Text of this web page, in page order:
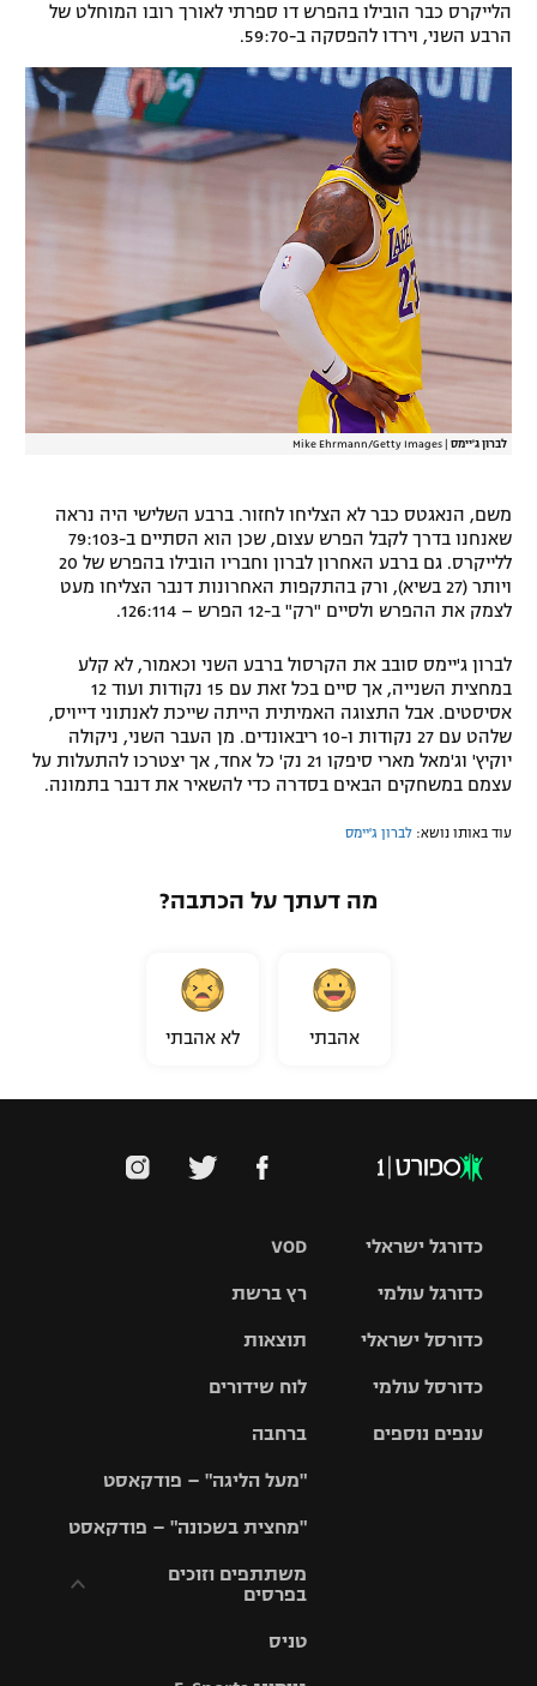
תקנון פעילות ספורט 1
רשיון להקרנה פומבית לבית עסק
הצטרפות לחבילת הערוצים
לוח דרושים – ג'ובנט
הלייקרס כבר הובילו בהפרש דו ספרתי לאורך רובו המוחלט של
הרבע השני, וירדו להפסקה ב-59:70.
לברון ג'יימס Mike Ehrmann/Getty Images
משם, הנאגטס כבר לא הצליחו לחזור. ברבע השלישי היה נראה
שאנחנו בדרך לקבל הפרש עצום, שכן הוא הסתיים ב-79:103
ללייקרס. גם ברבע האחרון לברון וחבריו הובילו בהפרש של 20
ויותר (27 בשיא), ורק בהתקפות האחרונות דנבר הצליחו מעט
לצמק את ההפרש ולסיים "רק" ב-12 הפרש – 126:114.
לברון ג'יימס סובב את הקרסול ברבע השני וכאמור, לא קלע
במחצית השנייה, אך סיים בכל זאת עם 15 נקודות ועוד 12
אסיסטים. אבל התצוגה האמיתית הייתה שייכת לאנתוני דייויס,
שלהט עם 27 נקודות ו-10 ריבאונדים. מן העבר השני, ניקולה
יוקיץ' וג'מאל מארי סיפקו 21 נק' כל אחד, אך יצטרכו להתעלות על
עצמם במשחקים הבאים בסדרה כדי להשאיר את דנבר בתמונה.
עוד באותו נושא: לברון ג'יימס
מה דעתך על הכתבה?
אהבתי לא אהבתי
VOD
רץ ברשת
תוצאות
לוח שידורים
ברחבה
"מעל הליגה" – פודקאסט
"מחצית בשכונה" – פודקאסט
משתתפים וזוכים
בפרסים
וזוכים בפרסים
טניס
כדורגל ישראלי
גביע הטוטו
כדורגל עולמי
האלופות
ליגה
כדורסל ישראלי
סל
כדורסל עולמי
ענפים נוספים